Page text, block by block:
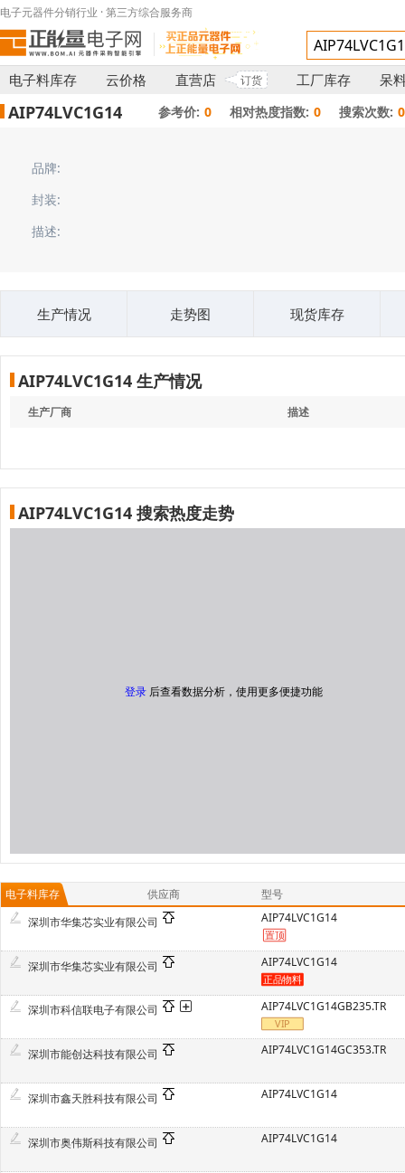
电子元器件分销行业 · 第三方综合服务商
电子料库存 云价格 直营店 订货 工厂库存 呆
AIP74LVC1G14 参考价: 0 相对热度指数: 0 搜索次数:
品牌:
封装:
描述:
生产情况 走势图 现货库存
AIP74LVC1G14 生产情况
生产厂商 描述
AIP74LVC1G14 搜索热度走势
登录 后查看数据分析，使用更多便捷功能
电子料库存 供应商
型号
深圳市华集芯实业有限公司
AIP74LVC1G14
深圳市华集芯实业有限公司 AIP74LVC1G14
深圳市科信联电子有限公司 AIP74LVC1G14GB235.TR
深圳市能创达科技有限公司 AIP74LVC1G14GC353.TR
深圳市鑫天胜科技有限公司 AIP74LVC1G14
深圳市奥伟斯科技有限公司 AIP74LVC1G14